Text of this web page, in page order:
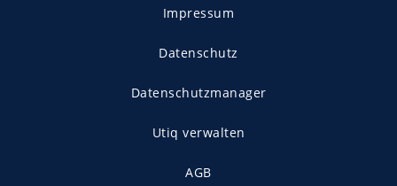
Impressum
Datenschutz
Datenschutzmanager
Utiq verwalten
AGB